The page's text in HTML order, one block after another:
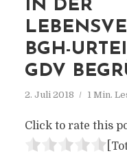
IN DER
BGH-
GDV
2. Juli 2018 1 Min.
Click to rate this